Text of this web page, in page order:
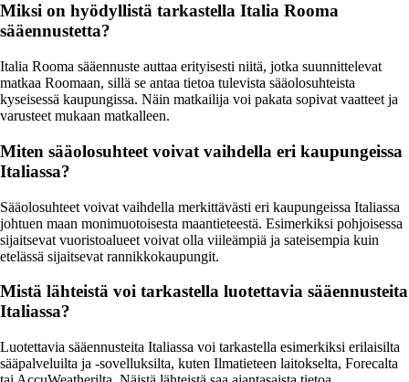
Miksi on hyödyllistä tarkastella Italia Rooma
sääennustetta?
Italia Rooma sääennuste auttaa erityisesti niitä, jotka suunnittelevat
matkaa Roomaan, sillä se antaa tietoa tulevista sääolosuhteista
kyseisessä kaupungissa. Näin matkailija voi pakata sopivat vaatteet ja
varusteet mukaan matkalleen.
Miten sääolosuhteet voivat vaihdella eri kaupungeissa
Italiassa?
Sääolosuhteet voivat vaihdella merkittävästi eri kaupungeissa Italiassa
johtuen maan monimuotoisesta maantieteestä. Esimerkiksi pohjoisessa
sijaitsevat vuoristoalueet voivat olla viileämpiä ja sateisempia kuin
etelässä sijaitsevat rannikkokaupungit.
Mistä lähteistä voi tarkastella luotettavia sääennusteita
Italiassa?
Luotettavia sääennusteita Italiassa voi tarkastella esimerkiksi erilaisilta
sääpalveluilta ja -sovelluksilta, kuten Ilmatieteen laitokselta, Forecalta